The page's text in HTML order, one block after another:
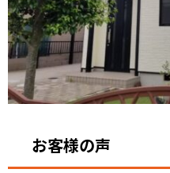
お客様の声